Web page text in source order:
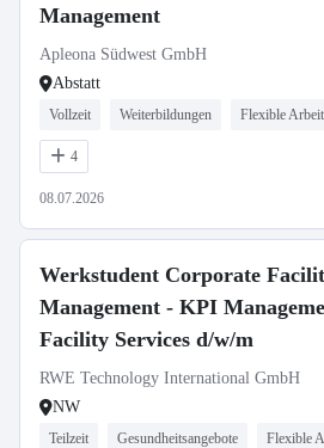
Management
Apleona Südwest GmbH
Abstatt
Vollzeit Weiterbildungen Flexible
4
08.07.2026
Werkstudent Corporate
Management - KPI
Facility Services d/w/m
RWE Technology International GmbH
NW
Teilzeit Gesundheitsangebote Flexible